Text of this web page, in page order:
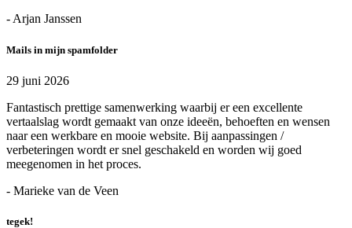
- Arjan Janssen
Mails in mijn spamfolder
29 juni 2026
Fantastisch prettige samenwerking waarbij er een excellente
vertaalslag wordt gemaakt van onze ideeën, behoeften en wensen
naar een werkbare en mooie website. Bij aanpassingen /
verbeteringen wordt er snel geschakeld en worden wij goed
meegenomen in het proces.
- Marieke van de Veen
tegek!